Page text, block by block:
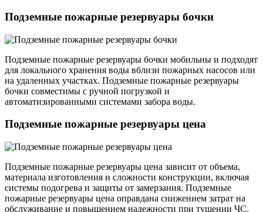
Подземные пожарные резервуары бочки
Подземные пожарные резервуары бочки мобильны и подходят
для локального хранения воды вблизи пожарных насосов или
на удаленных участках. Подземные пожарные резервуары
бочки совместимы с ручной погрузкой и
автоматизированными системами забора воды.
Подземные пожарные резервуары цена
Подземные пожарные резервуары цена зависит от объема,
материала изготовления и сложности конструкции, включая
системы подогрева и защиты от замерзания. Подземные
пожарные резервуары цена оправдана снижением затрат на
обслуживание и повышением надежности при тушении ЧС.